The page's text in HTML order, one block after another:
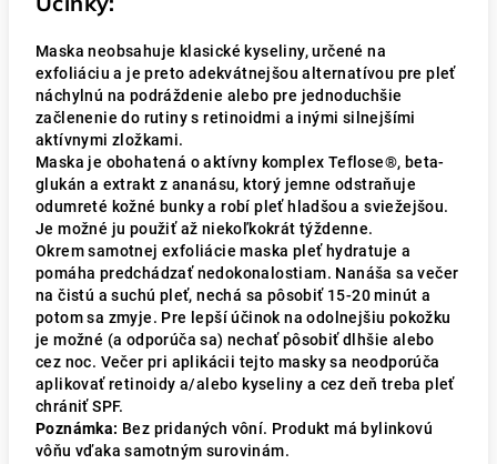
Maska neobsahuje klasické kyseliny, určené na
exfoliáciu a je preto adekvátnejšou alternatívou pre pleť
náchylnú na podráždenie alebo pre jednoduchšie
začlenenie do rutiny s retinoidmi a inými silnejšími
aktívnymi zložkami.
Maska je obohatená o aktívny komplex Teflose®, beta-
glukán a extrakt z ananásu, ktorý jemne odstraňuje
odumreté kožné bunky a robí pleť hladšou a sviežejšou.
Je možné ju použiť až niekoľkokrát týždenne.
Okrem samotnej exfoliácie maska pleť hydratuje a
pomáha predchádzať nedokonalostiam. Nanáša sa večer
na čistú a suchú pleť, nechá sa pôsobiť 15-20 minút a
potom sa zmyje. Pre lepší účinok na odolnejšiu pokožku
je možné (a odporúča sa) nechať pôsobiť dlhšie alebo
cez noc. Večer pri aplikácii tejto masky sa neodporúča
aplikovať retinoidy a/alebo kyseliny a cez deň treba pleť
chrániť SPF.
Poznámka: Bez pridaných vôní. Produkt má bylinkovú
vôňu vďaka samotným surovinám.